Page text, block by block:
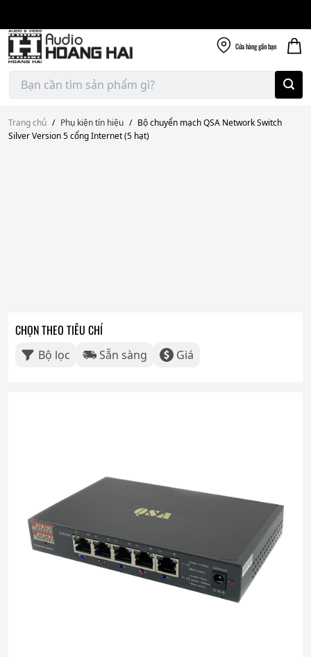
content
Cửa hànggần bạn
Tìm
kiếm:
Trang chủ / Phụ kiện tín hiệu / Bộ chuyển mạch QSA Network Switch
Silver Version 5 cổng Internet (5 hạt)
CHỌN THEO TIÊU CHÍ
Bộ lọc Sẵn sàng Giá